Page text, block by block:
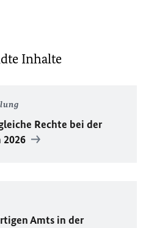
Inhalte
Rechte bei der
2026
Amts in der